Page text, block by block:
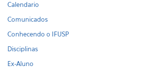
Calendario
Comunicados
Conhecendo o IFUSP
Disciplinas
Ex-Aluno